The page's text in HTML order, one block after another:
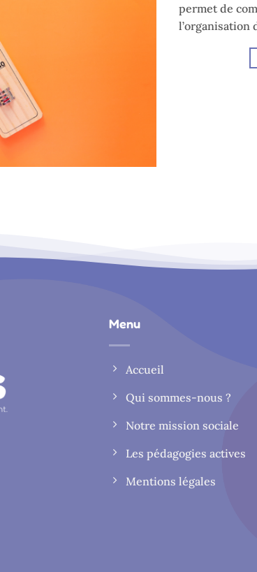
permet de
l’organisation
Menu
Accueil
Qui sommes-nous ?
Notre mission sociale
Les pédagogies actives
Mentions légales